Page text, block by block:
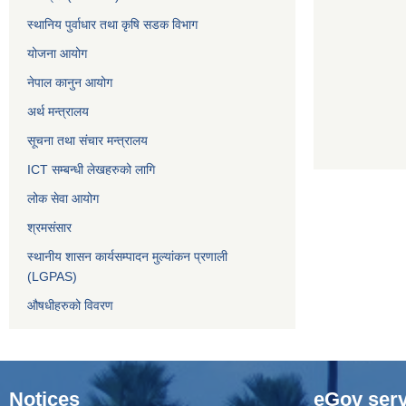
स्थानिय पुर्वाधार तथा कृषि सडक विभाग
योजना आयोग
नेपाल कानुन आयोग
अर्थ मन्त्रालय
सूचना तथा संचार मन्त्रालय
ICT सम्बन्धी लेखहरुको लागि
लोक सेवा आयोग
श्रमसंसार
स्थानीय शासन कार्यसम्पादन मुल्यांकन प्रणाली
(LGPAS)
औषधीहरुको विवरण
Notices eGov